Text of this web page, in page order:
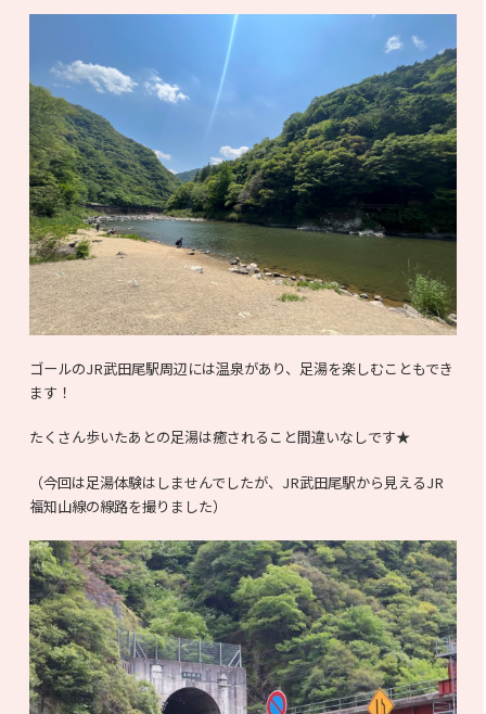
ゴールのJR武田尾駅周辺には温泉があり、足湯を楽しむこともでき
ます！
たくさん歩いたあとの足湯は癒されること間違いなしです★
（今回は足湯体験はしませんでしたが、JR武田尾駅から見えるJR
福知山線の線路を撮りました）